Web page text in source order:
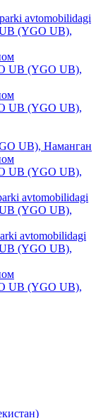
avtomobilidagi
(YGO UB),
UB (YGO UB),
UB (YGO UB),
UB), Наманган
UB (YGO UB),
avtomobilidagi
(YGO UB),
avtomobilidagi
(YGO UB),
UB (YGO UB),